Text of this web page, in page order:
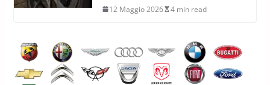
12 Maggio 2026 4 min read